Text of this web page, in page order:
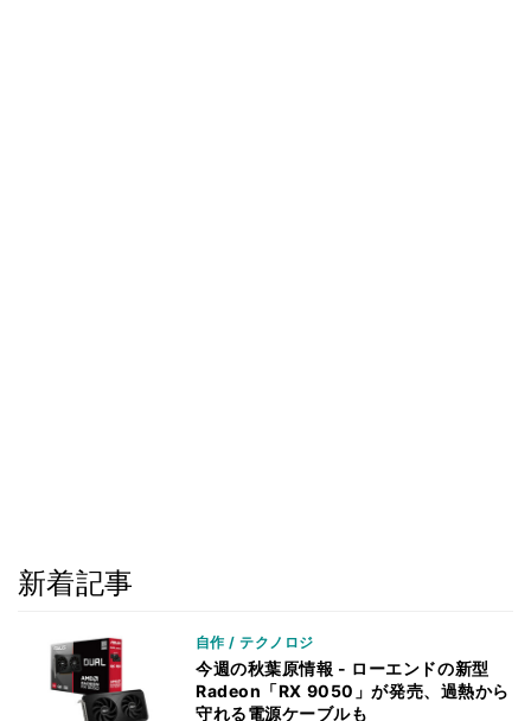
新着記事
自作 / テクノロジ
今週の秋葉原情報 - ローエンドの新型
Radeon「RX 9050」が発売、過熱から
守れる電源ケーブルも